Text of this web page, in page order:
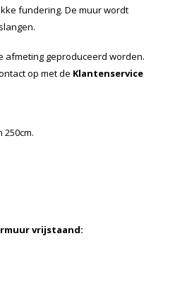
fundering. De muur wordt
afmeting geproduceerd worden.
op met de Klantenservice
vrijstaand: